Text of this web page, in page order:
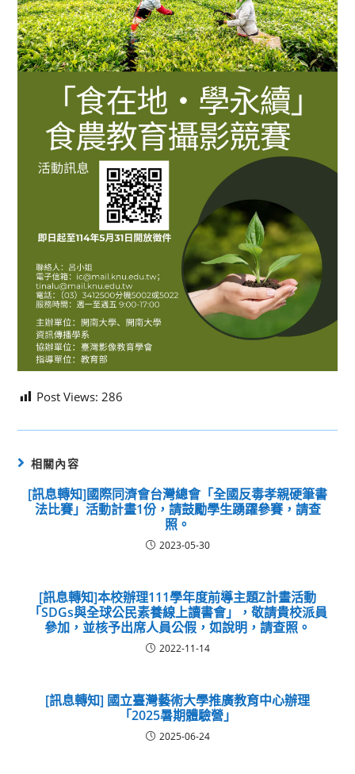
Post Views: 286
相關內容
[訊息轉知]國際同濟會台灣總會「全國反毒孝親硬筆書
法比賽」活動計畫1份，請鼓勵學生踴躍參賽，請查
照。
2023-05-30
[訊息轉知]本校辦理111學年度前導主題Z計畫活動
「SDGs與全球公民素養線上讀書會」，敬請貴校派員
參加，並核予出席人員公假，如說明，請查照。
2022-11-14
[訊息轉知] 國立臺灣藝術大學推廣教育中心辦理
「2025暑期體驗營」
2025-06-24